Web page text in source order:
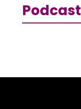
Podcast